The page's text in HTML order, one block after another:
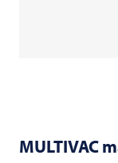
MULTIVAC